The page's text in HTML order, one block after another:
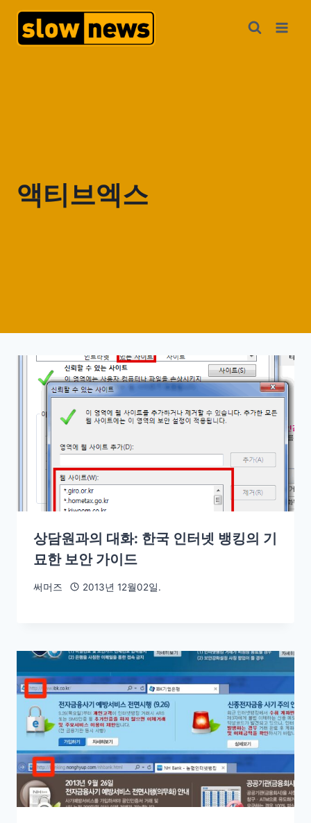
액티브엑스
상담원과의 대화: 한국 인터넷 뱅킹의 기
묘한 보안 가이드
써머즈 2013년 12월02일.